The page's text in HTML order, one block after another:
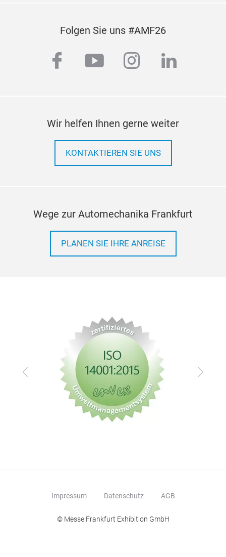
Folgen Sie uns #AMF26
facebook
youtubeinstagram
linkedin
Wir helfen Ihnen gerne weiter
KONTAKTIEREN SIE UNS
Wege zur Automechanika Frankfurt
PLANEN SIE IHRE ANREISE
Zurück Vor
Impressum Datenschutz AGB
© Messe Frankfurt Exhibition GmbH